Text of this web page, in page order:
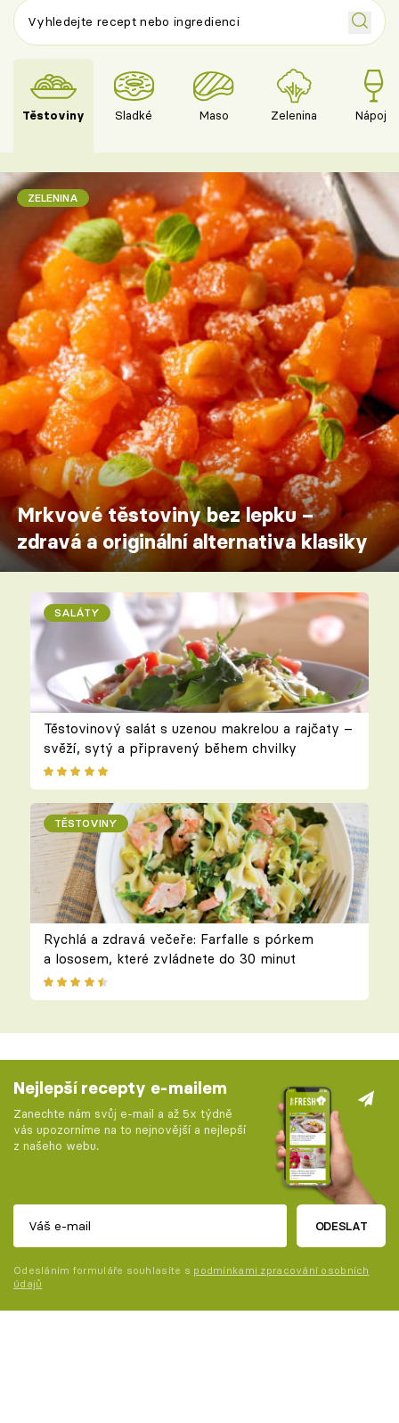
Těstoviny Sladké Maso Zelenina Nápoje
ZELENINA
Mrkvové těstoviny bez lepku –
zdravá a originální alternativa klasiky
SALÁTY
Těstovinový salát s uzenou makrelou a rajčaty –
svěží, sytý a připravený během chvilky
TĚSTOVINY
Rychlá a zdravá večeře: Farfalle s pórkem
a lososem, které zvládnete do 30 minut
Nejlepší recepty e-mailem
Zanechte nám svůj e-mail a až 5x týdně
vás upozorníme na to nejnovější a nejlepší
z našeho webu.
ODESLAT
Odesláním formuláře souhlasíte s podmínkami zpracování osobních
údajů